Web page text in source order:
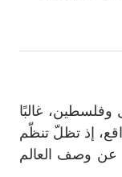
غالبًا
إذ تظلّ تنظّم
وصف العالم